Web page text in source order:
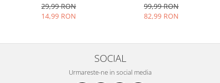
Spinner transformabil,
29,99 RON
14,99 RON
pagini activitati multiple,
stickere repozitionabile,
99,99 RON
82,99 RON
SOCIAL
Urmareste-ne in social media